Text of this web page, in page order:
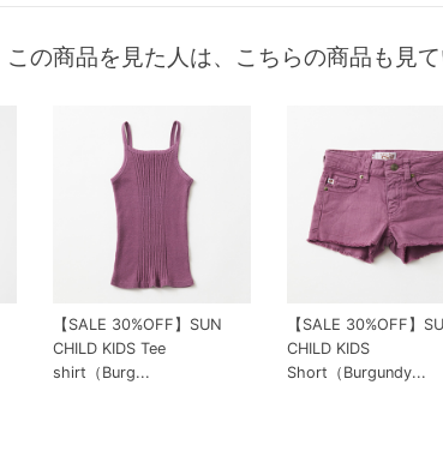
この商品を見た人は、こちらの商品も見て
【SALE 30%OFF】SUN
CHILD KIDS Tee
shirt（Burg...
【SALE 30%OFF】
CHILD KIDS
Short（Burgundy...